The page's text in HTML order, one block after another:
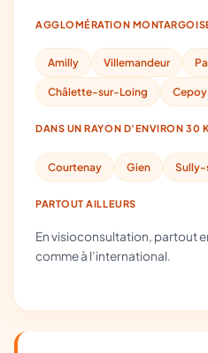
AGGLOMÉRATION
Amilly Villemandeur
Châlette-sur-Loing Cepoy
DANS UN RAYON D’ENVIRON 30
Courtenay Gien Sully-
PARTOUT AILLEURS
En visioconsultation, partout
comme à l’international.